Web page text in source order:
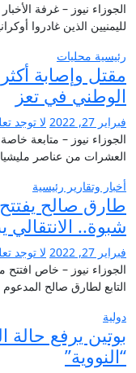
الجوزاء نيوز – غرفة الأخبار كشفت وزارة الخارجية اليمنية عن أعداد جديدة
لليمنيين الذين غادروا
رئيسية محليات
الوطني في تعز
فبراير 27, 2022
لا توجد
الجوزاء نيوز – متابعة خاصة أعلن الجيش الوطني بتعز مقتل وجرح
العشرات من عناصر مليشيا
أخبار وتقارير رئيسية
طارق صالح
شبوة.. الانتقالي
فبراير 27, 2022
لا توجد
الجوزاء نيوز – خاص افتتح ما يُسمى بـ”المكتب السياسي للمقاومة الوطنية”
التابع لطارق صالح المدعوم
دولية
بوتين يرفع
“النووية”